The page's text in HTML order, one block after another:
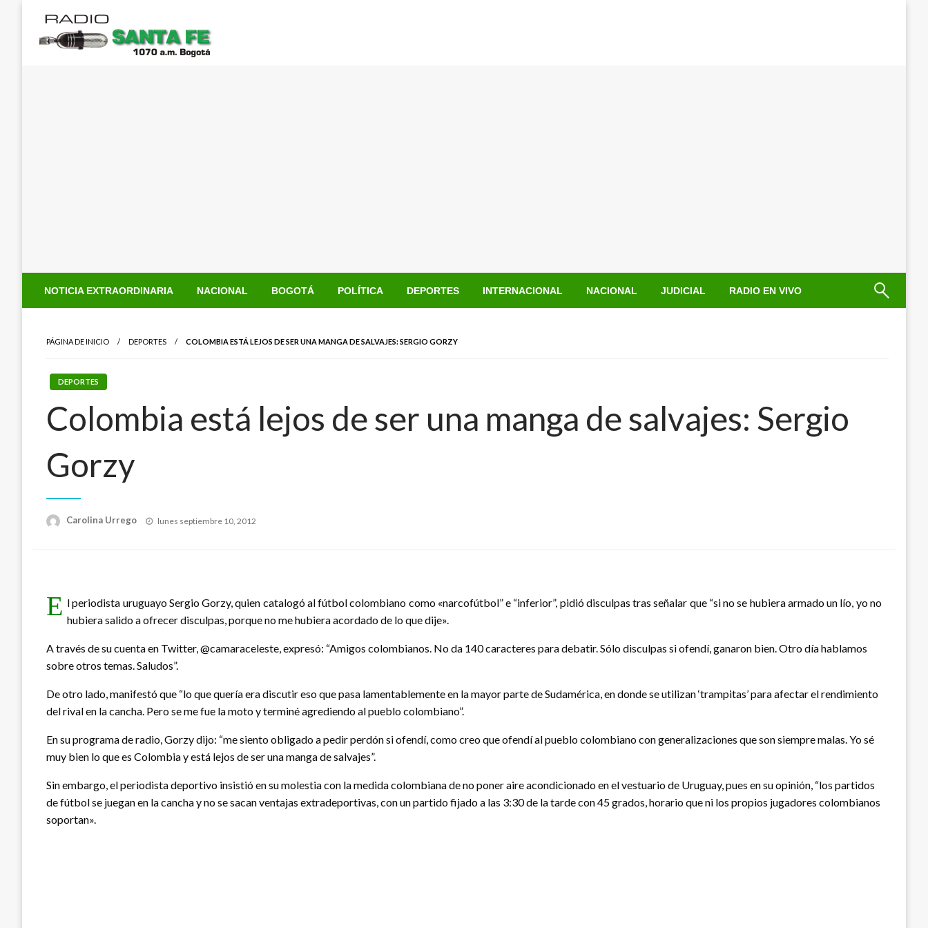
contenido
NOTICIA EXTRAORDINARIA NACIONAL BOGOTÁ POLÍTICA DEPORTES INTERNACIONAL NACIONAL JUDICIAL RADIO EN VIVO
PÁGINA DE INICIO DEPORTES COLOMBIA ESTÁ LEJOS DE SER UNA MANGA DE SALVAJES: SERGIO GORZY
DEPORTES
Colombia está lejos de ser una manga de salvajes: Sergio
Gorzy
Carolina Urrego
Publicado
lunes septiembre 10, 2012
E l periodista uruguayo Sergio Gorzy, quien catalogó al fútbol colombiano como «narcofútbol” e “inferior”, pidió disculpas tras señalar que “si no se hubiera armado un lío, yo no
hubiera salido a ofrecer disculpas, porque no me hubiera acordado de lo que dije».
A través de su cuenta en Twitter, @camaraceleste, expresó: “Amigos colombianos. No da 140 caracteres para debatir. Sólo disculpas si ofendí, ganaron bien. Otro día hablamos
sobre otros temas. Saludos”.
De otro lado, manifestó que “lo que quería era discutir eso que pasa lamentablemente en la mayor parte de Sudamérica, en donde se utilizan ‘trampitas’ para afectar el rendimiento
del rival en la cancha. Pero se me fue la moto y terminé agrediendo al pueblo colombiano”.
En su programa de radio, Gorzy dijo: “me siento obligado a pedir perdón si ofendí, como creo que ofendí al pueblo colombiano con generalizaciones que son siempre malas. Yo sé
muy bien lo que es Colombia y está lejos de ser una manga de salvajes”.
Sin embargo, el periodista deportivo insistió en su molestia con la medida colombiana de no poner aire acondicionado en el vestuario de Uruguay, pues en su opinión, “los partidos
de fútbol se juegan en la cancha y no se sacan ventajas extradeportivas, con un partido fijado a las 3:30 de la tarde con 45 grados, horario que ni los propios jugadores colombianos
soportan».